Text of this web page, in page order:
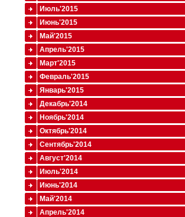
Июль'2015
Июнь'2015
Май'2015
Апрель'2015
Март'2015
Февраль'2015
Январь'2015
Декабрь'2014
Ноябрь'2014
Октябрь'2014
Сентябрь'2014
Август'2014
Июль'2014
Июнь'2014
Май'2014
Апрель'2014